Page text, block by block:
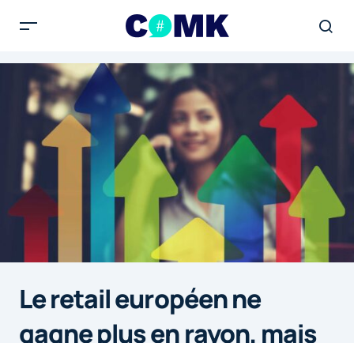
Le retail européen ne
gagne plus en rayon, mais